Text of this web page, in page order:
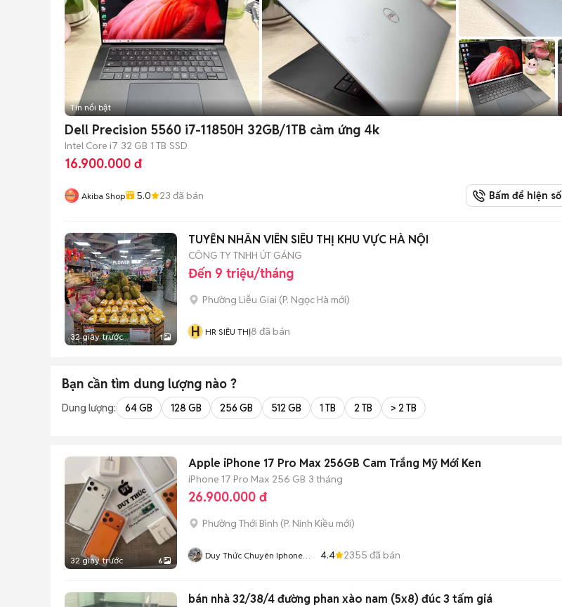
Tin nổi bật
Dell Precision 5560 i7-11850H 32GB/1TB cảm ứng 4k
Intel Core i7 32 GB 1 TB SSD
16.900.000 đ
Akiba Shop 5.0 23 đã bán Bấm để hiện số
32 giây trước 1
TUYỂN NHÂN VIÊN SIÊU THỊ KHU VỰC HÀ NỘI
CÔNG TY TNHH ÚT GÁNG
Đến 9 triệu/tháng
Phường Liễu Giai (P. Ngọc Hà mới)
H HR SIÊU THỊ8 đã bán
Bạn cần tìm dung lượng nào ?
Dung lượng: 64 GB 128 GB 256 GB 512 GB 1 TB 2 TB > 2 TB
32 giây trước 6
Apple iPhone 17 Pro Max 256GB Cam Trắng Mỹ Mới Ken
iPhone 17 Pro Max 256 GB 3 tháng
26.900.000 đ
Phường Thới Bình (P. Ninh Kiều mới)
Duy Thức Chuyên Iphone
4.4 2355 đã bán
bán nhà 32/38/4 đường phan xào nam (5x8) đúc 3 tấm giá